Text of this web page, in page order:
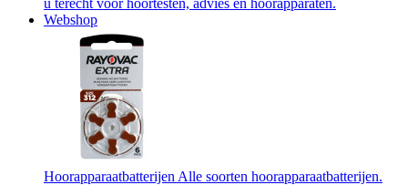
Webshop
Hoorapparaatbatterijen Alle soorten hoorapparaatbatterijen.